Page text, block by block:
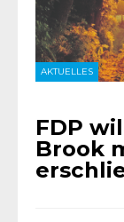
AKTUELLES
FDP
Brook